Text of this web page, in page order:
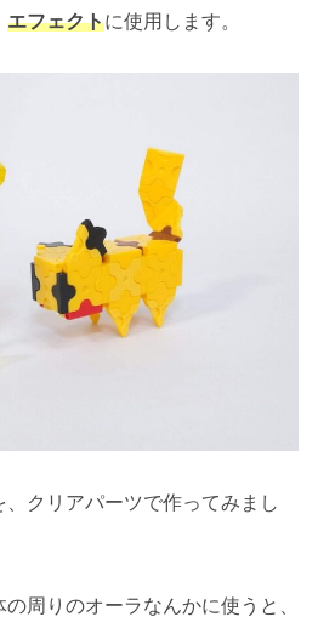
エフェクトに使用します。
、クリアパーツで作ってみまし
周りのオーラなんかに使うと、